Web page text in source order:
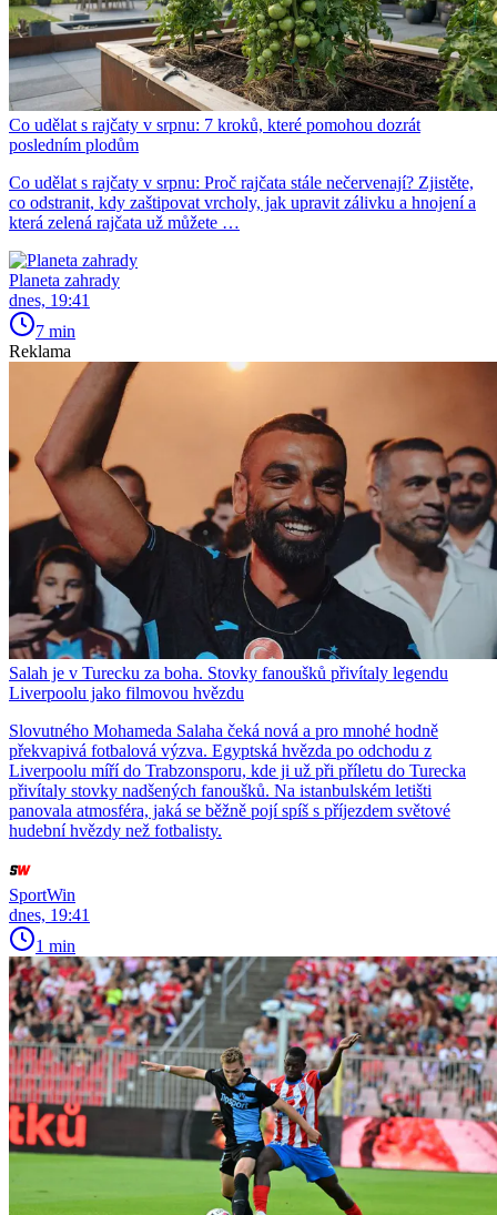
Co udělat s rajčaty v srpnu: 7 kroků, které pomohou dozrát
posledním plodům
Co udělat s rajčaty v srpnu: Proč rajčata stále nečervenají? Zjistěte,
co odstranit, kdy zaštipovat vrcholy, jak upravit zálivku a hnojení a
která zelená rajčata už můžete …
Planeta zahrady
dnes, 19:41
7 min
Reklama
Salah je v Turecku za boha. Stovky fanoušků přivítaly legendu
Liverpoolu jako filmovou hvězdu
Slovutného Mohameda Salaha čeká nová a pro mnohé hodně
překvapivá fotbalová výzva. Egyptská hvězda po odchodu z
Liverpoolu míří do Trabzonsporu, kde ji už při příletu do Turecka
přivítaly stovky nadšených fanoušků. Na istanbulském letišti
panovala atmosféra, jaká se běžně pojí spíš s příjezdem světové
hudební hvězdy než fotbalisty.
SportWin
dnes, 19:41
1 min